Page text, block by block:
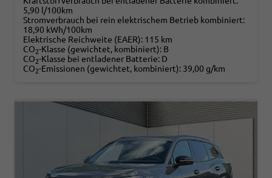
5,90 l/100km
Stromverbrauch bei rein elektrischem Betrieb kombiniert:
18,90 kWh/100km
Elektrische Reichweite (EAER): 115 km
CO2-Klasse (gewichtet, kombiniert): B
CO2-Klasse bei entladener Batterie: D
CO2-Emissionen (gewichtet, kombiniert): 39,00 g/km